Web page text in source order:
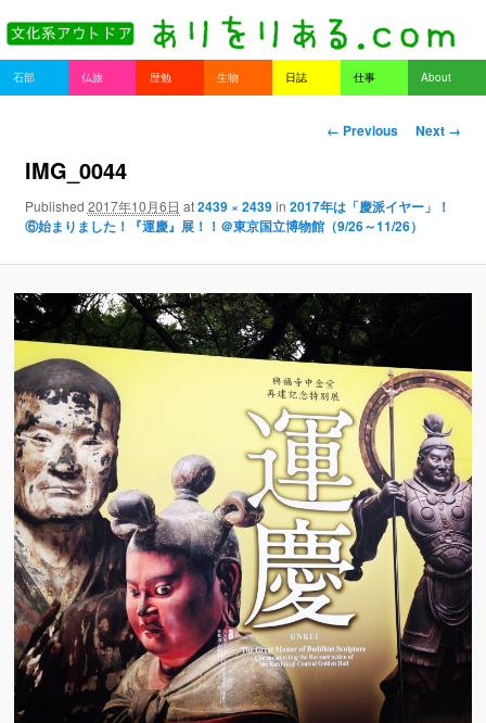
Main menu
Skip to primary content
Skip to secondary content
石部 仏旅 歴勉 生物 日誌 仕事 About
Image navigation
← Previous Next →
IMG_0044
Published 2017年10月6日 at2439 × 2439in 2017年は「慶派イヤー」！
⑥始まりました！『運慶』展！！＠東京国立博物館（9/26～11/26）